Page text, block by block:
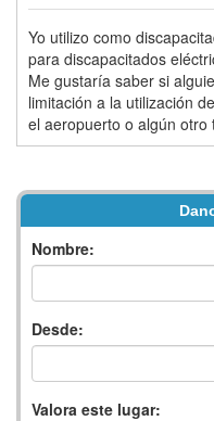
Yo utilizo como
para discapacitados
Me gustaría saber si
limitación a la utilización
el aeropuerto o algún otro
Nombre:
Desde:
Valora este lugar: